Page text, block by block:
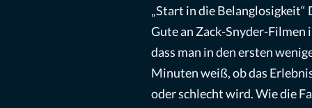
„Start in die Belanglosigkeit“
Gute an Zack-Snyder-Filmen
dass man in den ersten
Minuten weiß, ob das
oder schlecht wird. Wie die